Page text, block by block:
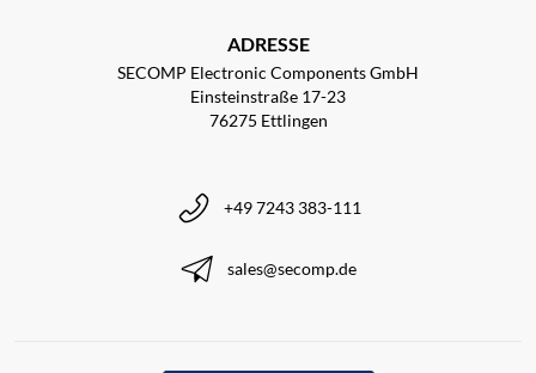
ADRESSE
SECOMP Electronic Components GmbH
Einsteinstraße 17-23
76275 Ettlingen
+49 7243 383-111
sales@secomp.de